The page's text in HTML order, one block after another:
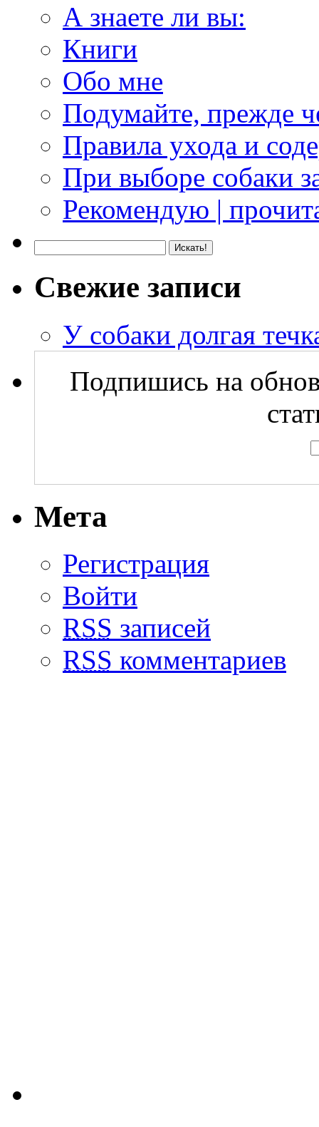
А знаете ли вы:
Книги
Обо мне
Подумайте, прежде
Правила ухода и
При выборе собаки
Рекомендую |
Свежие записи
У собаки долгая
Подпишись на
Мета
Регистрация
Войти
RSS записей
RSS комментариев